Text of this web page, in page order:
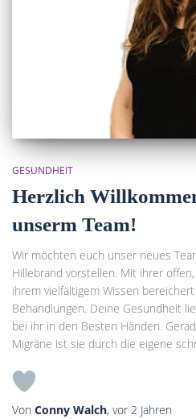
GESUNDHEIT
Herzlich
unserm Team!
Wir möchten euch unser neues
Hillebrand vorstellen. Mit ihrer
ihrem vielfältigem Wissen
Behandlungen. Deine Gesundheit
bei ihr in den Besten Händen.
Migräne ist sie durch die eigene
Von Conny Walch, vor 2 Jahren